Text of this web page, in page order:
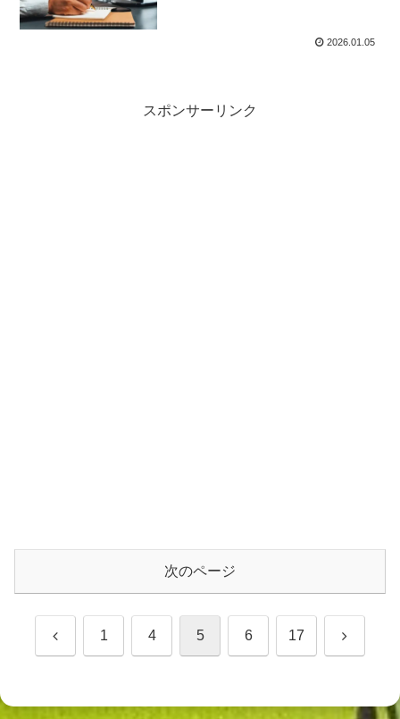
2026.01.05
スポンサーリンク
次のページ
前 1 4 5 6 17 次